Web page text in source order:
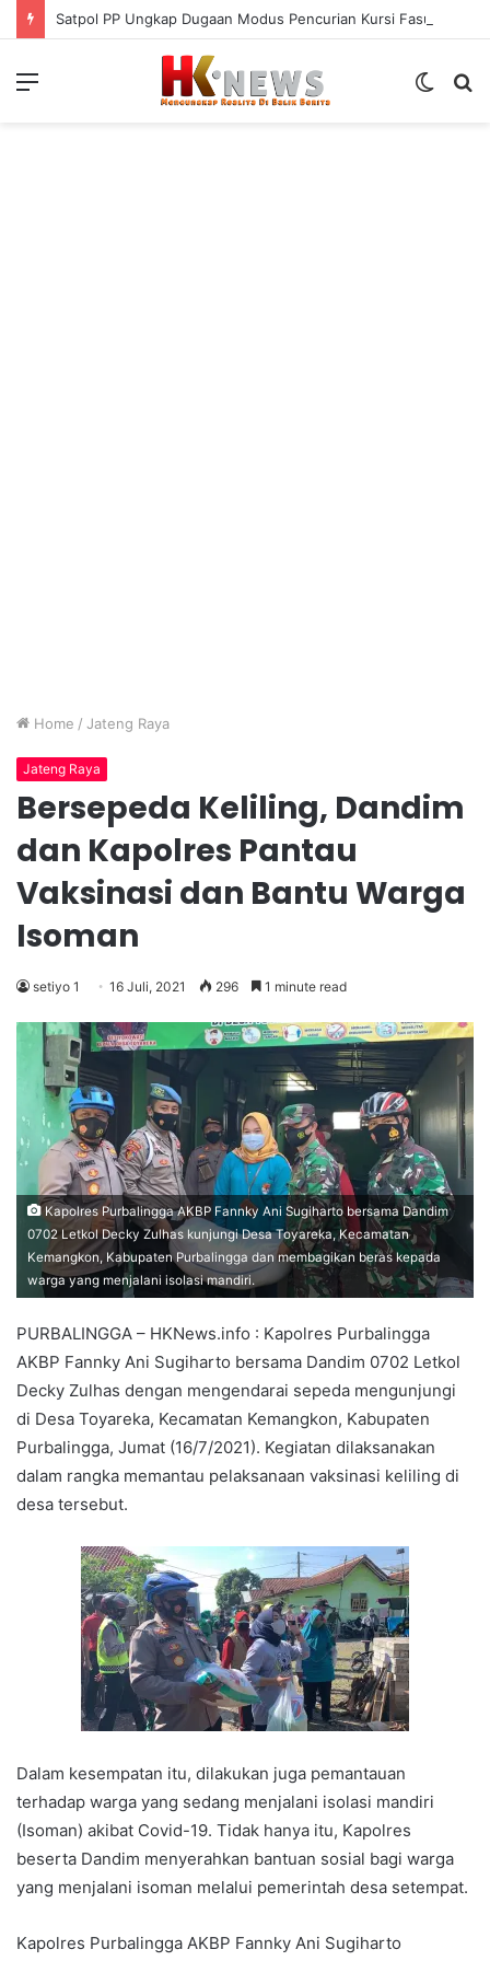
Menu
Switch
Home / Jateng Raya
Jateng Raya
Bersepeda Keliling, Dandim
dan Kapolres Pantau
Vaksinasi dan Bantu Warga
Isoman
setiyo 1 16 Juli, 2021 296 1 minute read
Kapolres Purbalingga AKBP Fannky Ani Sugiharto bersama Dandim
0702 Letkol Decky Zulhas kunjungi Desa Toyareka, Kecamatan
Kemangkon, Kabupaten Purbalingga dan membagikan beras kepada
warga yang menjalani isolasi mandiri.
PURBALINGGA – HKNews.info : Kapolres Purbalingga
AKBP Fannky Ani Sugiharto bersama Dandim 0702 Letkol
Decky Zulhas dengan mengendarai sepeda mengunjungi
di Desa Toyareka, Kecamatan Kemangkon, Kabupaten
Purbalingga, Jumat (16/7/2021). Kegiatan dilaksanakan
dalam rangka memantau pelaksanaan vaksinasi keliling di
desa tersebut.
Dalam kesempatan itu, dilakukan juga pemantauan
terhadap warga yang sedang menjalani isolasi mandiri
(Isoman) akibat Covid-19. Tidak hanya itu, Kapolres
beserta Dandim menyerahkan bantuan sosial bagi warga
yang menjalani isoman melalui pemerintah desa setempat.
Kapolres Purbalingga AKBP Fannky Ani Sugiharto